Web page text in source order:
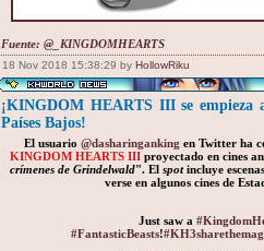
Fuente: @_KINGDOMHEARTS
18 Nov 2018 15:38:29 by HollowRiku
¡KINGDOM HEARTS III se empieza
Países Bajos!
El usuario @dasharinganking en Twitter ha
KINGDOM HEARTS IIIproyectado en cines
crímenes de Grindelwald". El spotincluye
verse en algunos cines de
Just saw a
#FantasticBeasts!